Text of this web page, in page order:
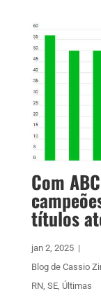
Com
títulos
jan 2, 2025 |
Blog de Cassio
RN, SE, Últimas